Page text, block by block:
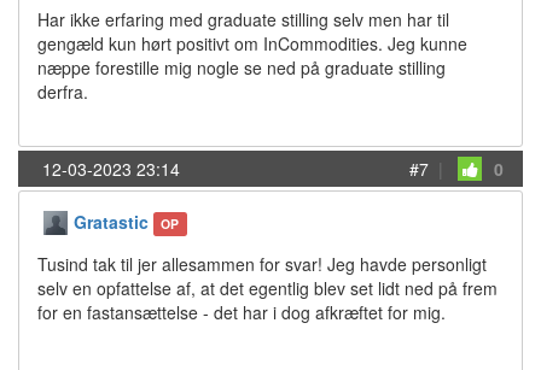
Har ikke erfaring med graduate stilling selv men har til
gengæld kun hørt positivt om InCommodities. Jeg kunne
næppe forestille mig nogle se ned på graduate stilling
derfra.
12-03-2023 23:14 #7 | 0
Gratastic OP
Tusind tak til jer allesammen for svar! Jeg havde personligt
selv en opfattelse af, at det egentlig blev set lidt ned på frem
for en fastansættelse - det har i dog afkræftet for mig.